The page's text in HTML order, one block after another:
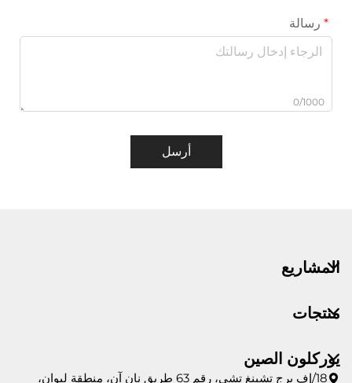
رسالة
0/1000
أرسل
المشاريع
منتجات
يوركلون الصين
18/إف برج تشينغ تشي، رقم 63 طريق نان آن، منطقة ليوان،